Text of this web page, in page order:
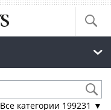
Все категории 199231 ▼